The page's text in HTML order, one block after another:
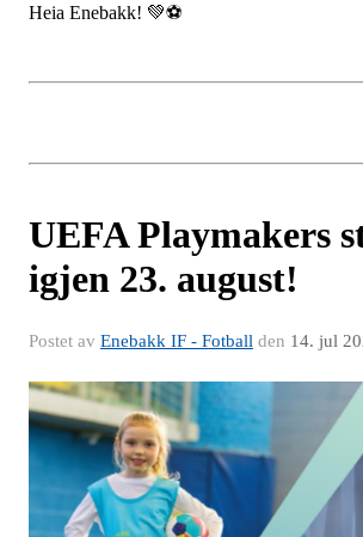
Heia Enebakk! 💚⚽
UEFA Playmakers
igjen 23. august!
Postet av Enebakk IF - Fotball den 14. jul